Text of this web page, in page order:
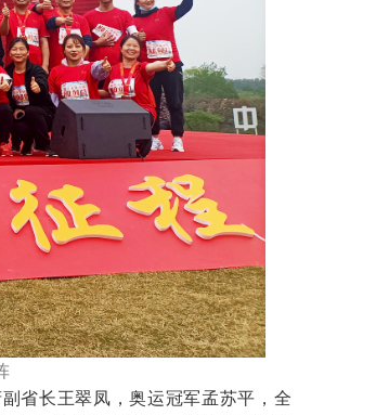
省长王翠凤，奥运冠军孟苏平，全